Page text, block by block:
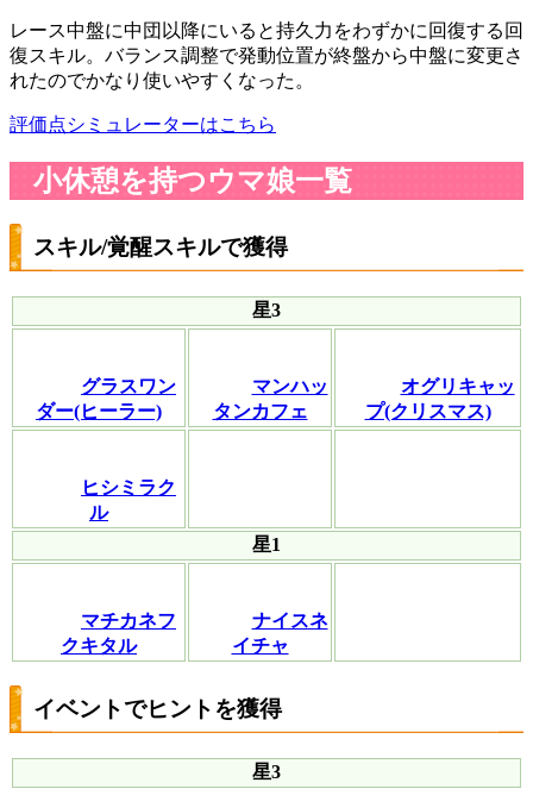
レース中盤に中団以降にいると持久力をわずかに回復する回
復スキル。バランス調整で発動位置が終盤から中盤に変更さ
れたのでかなり使いやすくなった。
評価点シミュレーターはこちら
小休憩を持つウマ娘一覧
スキル/覚醒スキルで獲得
星3
グラスワン
ダー(ヒーラー)
マンハッ
タンカフェ
オグリキャッ
プ(クリスマス)
ヒシミラク
ル
星1
マチカネフ
クキタル
ナイスネ
イチャ
イベントでヒントを獲得
星3